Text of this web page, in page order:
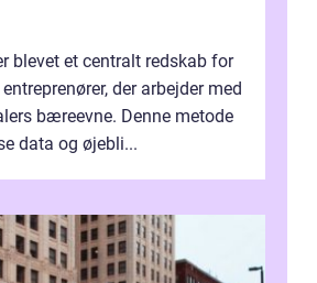
blevet et centralt redskab for
der arbejder med
bæreevne. Denne metode
data og øjebli...